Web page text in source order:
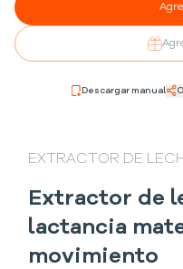
Descargar manual
EXTRACTOR DE
Extractor de
lactancia
movimiento